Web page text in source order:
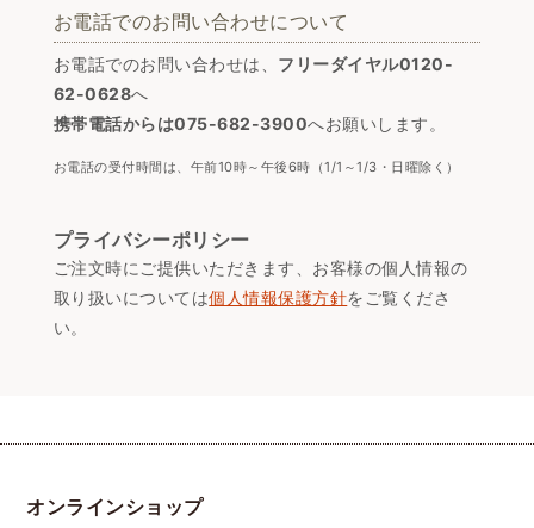
お電話でのお問い合わせについて
お電話でのお問い合わせは、 フリーダイヤル0120-
62-0628へ
携帯電話からは075-682-3900へお願いします。
お電話の受付時間は、午前10時～午後6時（1/1～1/3・日曜除く）
プライバシーポリシー
ご注文時にご提供いただきます、お客様の個人情報の
取り扱いについては個人情報保護方針をご覧くださ
い。
オンラインショップ